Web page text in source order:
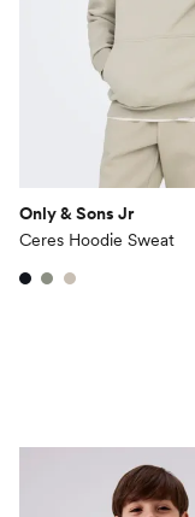
65
78
12-13 år 82,5
14+ år
Only & Sons Jr
Ceres Hoodie Sweat